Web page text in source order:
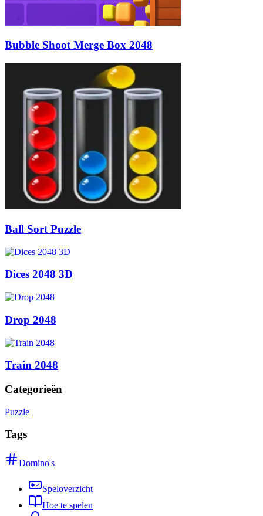
Bubble Shoot Merge Box 2048
Ball Sort Puzzle
Dices 2048 3D
Drop 2048
Train 2048
Categorieën
Puzzle
Tags
Domino's
Speloverzicht
Hoe te spelen